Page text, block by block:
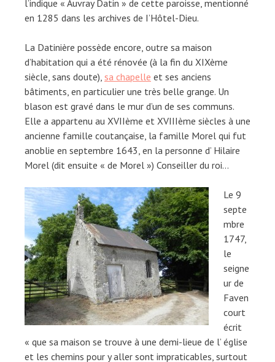
l’indique « Auvray Datin » de cette paroisse, mentionné
en 1285 dans les archives de I’Hôtel-Dieu.
La Datinière possède encore, outre sa maison
d’habitation qui a été rénovée (à la fin du XIXème
siècle, sans doute), sa chapelle et ses anciens
bâtiments, en particulier une très belle grange. Un
blason est gravé dans le mur d’un de ses communs.
Elle a appartenu au XVIIème et XVIIIème siècles à une
ancienne famille coutançaise, la famille Morel qui fut
anoblie en septembre 1643, en la personne d’ Hilaire
Morel (dit ensuite « de Morel ») Conseiller du roi…
Le 9
septe
mbre
1747,
le
seigne
ur de
Faven
court
écrit
« que sa maison se trouve à une demi-lieue de l’ église
et les chemins pour y aller sont impraticables, surtout